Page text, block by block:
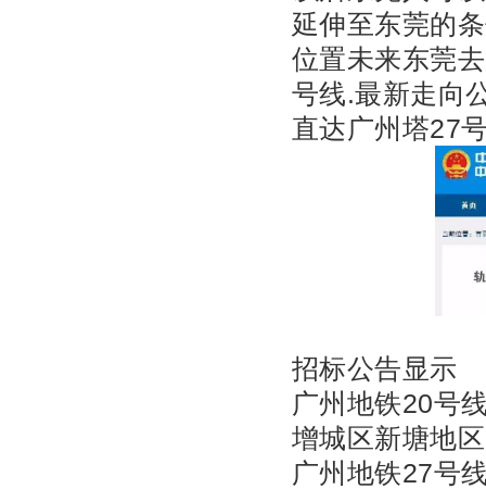
延伸至东莞的
位置未来东莞
号线.最新走向
直达广州塔27
招标公告显示
广州地铁20号
增城区新塘地
广州地铁27号